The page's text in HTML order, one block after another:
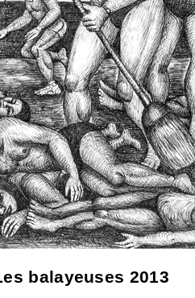
balayeuses 2013